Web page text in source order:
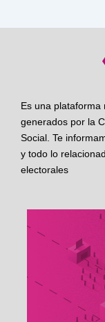
Es una plataforma
generados por la
Social. Te
y todo lo
electorales